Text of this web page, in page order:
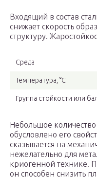
Входящий в состав
снижает скорость
структуру.
Среда
Температура, °С
Группа стойкости или
Небольшое
обусловлено его
сказывается на
нежелательно для
криогенной технике.
он способен снизить